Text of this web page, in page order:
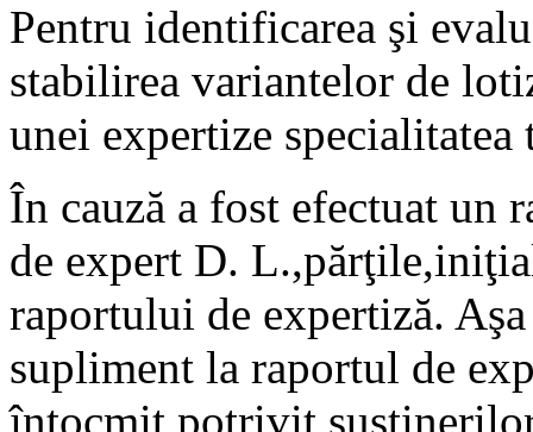
Pentru identificarea şi
stabilirea variantelor de
unei expertize specialitatea
În cauză a fost efectuat un
de expert D.
raportului de expertiză.
supliment la raportul de
întocmit potrivit